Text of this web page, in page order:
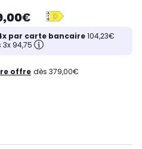
par carte bancaire104,23€
3x 94,75
offre dès 379,00€